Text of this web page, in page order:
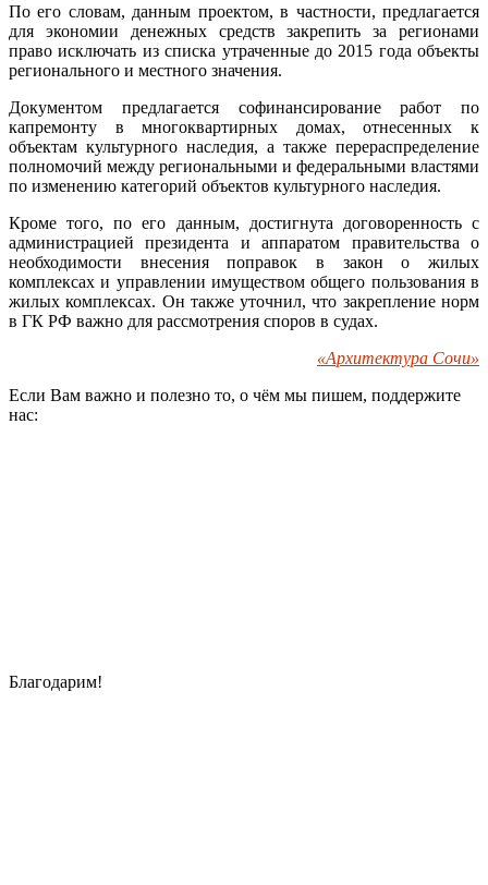
По его словам, данным проектом, в частности, предлагается
для экономии денежных средств закрепить за регионами
право исключать из списка утраченные до 2015 года объекты
регионального и местного значения.
Документом предлагается софинансирование работ по
капремонту в многоквартирных домах, отнесенных к
объектам культурного наследия, а также перераспределение
полномочий между региональными и федеральными властями
по изменению категорий объектов культурного наследия.
Кроме того, по его данным, достигнута договоренность с
администрацией президента и аппаратом правительства о
необходимости внесения поправок в закон о жилых
комплексах и управлении имуществом общего пользования в
жилых комплексах. Он также уточнил, что закрепление норм
в ГК РФ важно для рассмотрения споров в судах.
«Архитектура Сочи»
Если Вам важно и полезно то, о чём мы пишем, поддержите
нас:
Благодарим!